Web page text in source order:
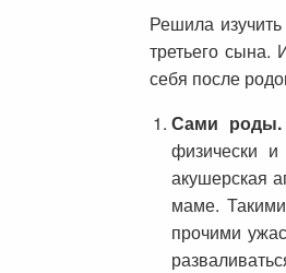
Решила
третьего сына.
себя после
Сами роды.
физически
акушерская
маме.
прочими